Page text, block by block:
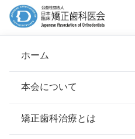
ホーム
本会について
会長挨拶
矯正歯科治療とは
第12回「ブレース スマ
式-１
ブレーススマイルコンテスト